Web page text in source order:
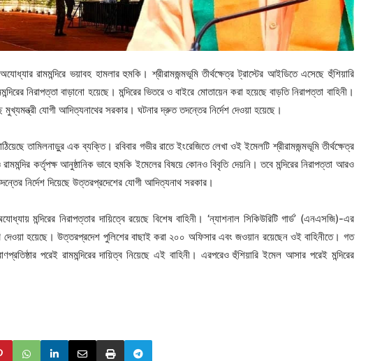
রামমন্দিরে ভয়াবহ হামলার হুমকি। শ্রীরামজন্মভূমি তীর্থক্ষেত্র ট্রাস্টের আইডিতে এসেছে হুঁশিয়ারি
নিরাপত্তা বাড়ানো হয়েছে। মন্দিরের ভিতরে ও বাইরে মোতায়েন করা হয়েছে বাড়তি নিরাপত্তা বাহিনী।
মুখ্যমন্ত্রী যোগী আদিত্যনাথের সরকার। ঘটনার দ্রুত তদন্তের নির্দেশ দেওয়া হয়েছে।
তামিলনাড়ুর এক ব্যক্তি। রবিবার গভীর রাতে ইংরেজিতে লেখা ওই ইমেলটি শ্রীরামজন্মভূমি তীর্থক্ষেত্র
কর্তৃপক্ষ আনুষ্ঠানিক ভাবে হুমকি ইমেলের বিষয়ে কোনও বিবৃতি দেয়নি। তবে মন্দিরের নিরাপত্তা আরও
নির্দেশ দিয়েছে উত্তরপ্রদেশের যোগী আদিত্যনাথ সরকার।
মন্দিরের নিরাপত্তার দায়িত্বে রয়েছে বিশেষ বাহিনী। ‘ন্যাশনাল সিকিউরিটি গার্ড’ (এনএসজি)-এর
দেওয়া হয়েছে। উত্তরপ্রদেশ পুলিশের বাছাই করা ২০০ অফিসার এবং জওয়ান রয়েছেন ওই বাহিনীতে। গত
পরেই রামমন্দিরের দায়িত্ব নিয়েছে এই বাহিনী। এরপরেও হুঁশিয়ারি ইমেল আসার পরেই মন্দিরের